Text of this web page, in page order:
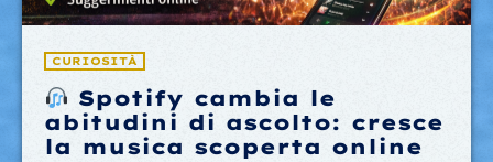
CURIOSITÀ
Spotify cambia le
abitudini di ascolto: cresce
la musica scoperta online